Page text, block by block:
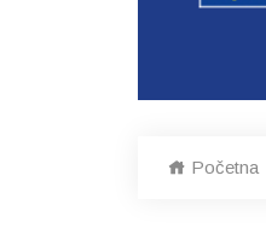
Početna